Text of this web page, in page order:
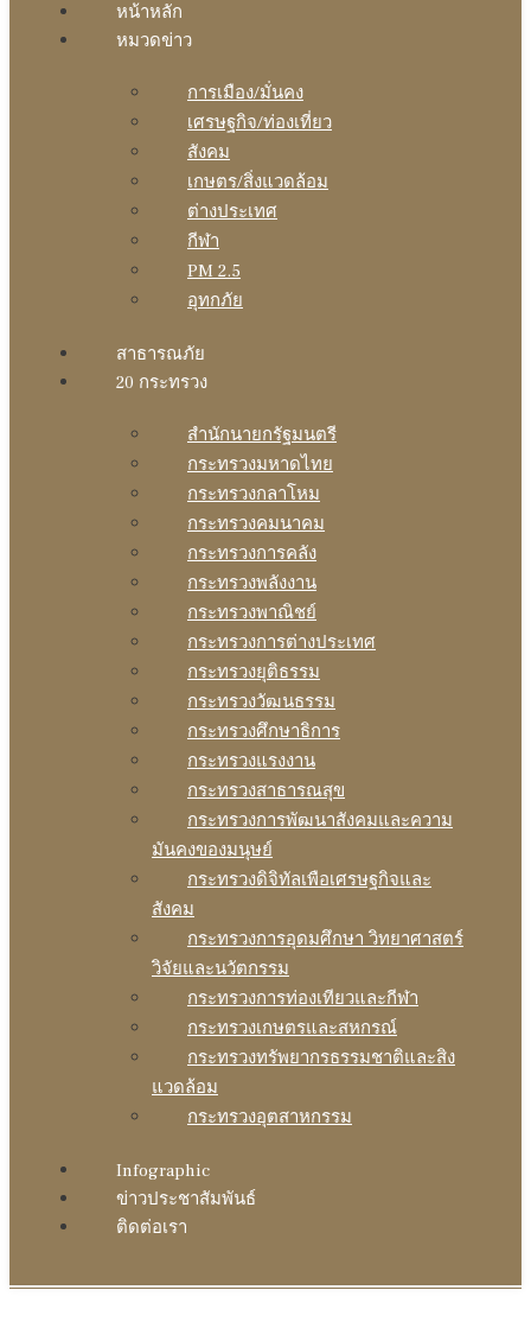
หน้าหลัก
หมวดข่าว
การเมือง/มั่นคง
เศรษฐกิจ/ท่องเที่ยว
สังคม
เกษตร/สิ่งแวดล้อม
ต่างประเทศ
กีฬา
PM 2.5
อุทกภัย
สาธารณภัย
20 กระทรวง
สํานักนายกรัฐมนตรี
กระทรวงมหาดไทย
กระทรวงกลาโหม
กระทรวงคมนาคม
กระทรวงการคลัง
กระทรวงพลังงาน
กระทรวงพาณิชย์
กระทรวงการต่างประเทศ
กระทรวงยุติธรรม
กระทรวงวัฒนธรรม
กระทรวงศึกษาธิการ
กระทรวงแรงงาน
กระทรวงสาธารณสุข
กระทรวงการพัฒนาสังคมและความ
มันคงของมนุษย์
กระทรวงดิจิทัลเพือเศรษฐกิจและ
สังคม
กระทรวงการอุดมศึกษา วิทยาศาสตร์
วิจัยและนวัตกรรม
กระทรวงการท่องเทียวและกีฬา
กระทรวงเกษตรและสหกรณ์
กระทรวงทรัพยากรธรรมชาติและสิง
แวดล้อม
กระทรวงอุตสาหกรรม
Infographic
ข่าวประชาสัมพันธ์
ติดต่อเรา